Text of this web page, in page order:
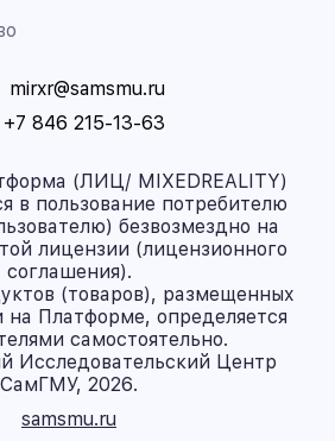
mirxr@samsmu.ru
+7 846 215-13-63
(ЛИЦ/ MIXEDREALITY)
в пользование потребителю
безвозмездно на
лицензии (лицензионного
соглашения).
(товаров), размещенных
на Платформе, определяется
самостоятельно.
Центр
СамГМУ, 2026.
samsmu.ru